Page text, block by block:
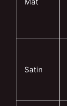
Satin